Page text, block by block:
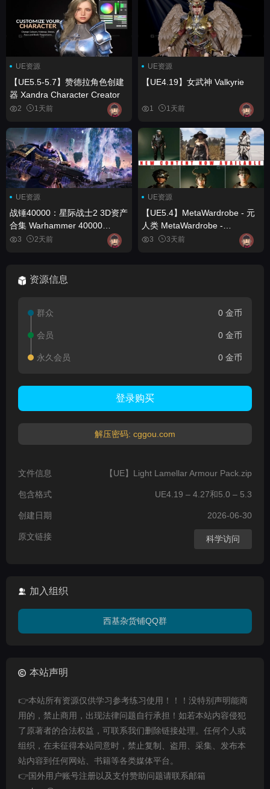
UE资源
【UE5.5-5.7】赞德拉角色创建
器 Xandra Character Creator
2 1天前
UE资源
【UE4.19】女武神 Valkyrie
1 1天前
UE资源
战锤40000：星际战士2 3D资产
合集 Warhammer 40000
Space Marine 2 - 3D Assets
3 2天前
UE资源
【UE5.4】MetaWardrobe - 元
人类 MetaWardrobe -
Metahuman
3 3天前
资源信息
群众 0 金币
会员 0 金币
永久会员 0 金币
登录购买
解压密码: cggou.com
文件信息 【UE】Light Lamellar Armour Pack.zip
包含格式 UE4.19 – 4.27和5.0 – 5.3
创建日期 2026-06-30
原文链接 科学访问
加入组织
西基杂货铺QQ群
本站声明
👉本站所有资源仅供学习参考练习使用！！！没特别声明能商
用的，禁止商用，出现法律问题自行承担！如若本站内容侵犯
了原著者的合法权益，可联系我们删除链接处理。任何个人或
组织，在未征得本站同意时，禁止复制、盗用、采集、发布本
站内容到任何网站、书籍等各类媒体平台。
👉国外用户账号注册以及支付赞助问题请联系邮箱